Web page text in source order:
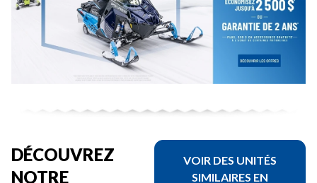
DÉCOUVREZ
NOTRE
VOIR DES UNITÉS
SIMILAIRES EN